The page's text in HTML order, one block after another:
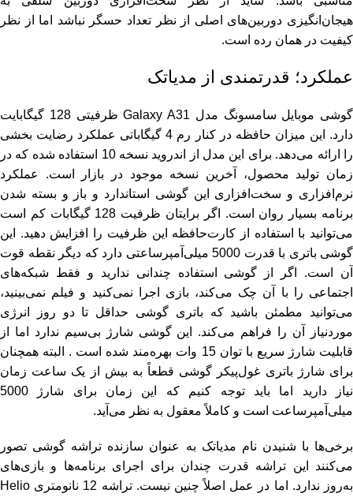
هیجان‌انگیزی دوربین‌های اصلی از نظر تعداد حسگر نباشد اما از نظر
کیفیت در همان رده است.
عملکرد؛ قدرتمندی از مدیاتک
گوشی موبایل سامسونگ مدل Galaxy A31 ظرفیتی 128 گیگابایت
دارد. این میزان حافظه در کنار رم 4 گیگاباتی عملکرد رضایت بخشی
را ارائه می‌دهد. برای این مدل از اندروید نسخه 10 استفاده شده که در
زمان تولید محصول، آخرین نسخه موجود در بازار است. عملکرد
نرم‌افزاری و سخت‌افزاری این گوشی استاندارد و باز و بسته شدن
برنامه بسیار روان است. اگر برایتان ظرفیت 128 گیگابات کم است
می‌توانید با استفاده از کارت‌حافظه این ظرفیت را افزایش دهید. این
گوشی باتری با قدرت 5000 میلی‌آمپرساعتی دارد که دیگر نقطه قوت
آن است. اگر از گوشی استفاده چندانی ندارید و فقط شبکه‌های
اجتماعی را با آن چک می‌کند، بازی اجرا نمی‌کنید و فیلم نمی‌بینید،
می‌توانید مطمئن باشید که باتری گوشی حداقل تا دو روز انرژی
موردنیاز آن را فراهم می‌کند. این گوشی شارژ بی‌سیم ندارد اما از
قابلیت شارژ سریع با توان 15 وات بهره‌مند شده است . البته همچنان
برای شارژ باتری غول‌پیکر گوشی قطعاً به بیش از یک ساعت زمان
نیاز دارید اما باید توجه کنیم که این زمان برای شارژ 5000
میلی‌آمپرساعت است و کاملاً معقول به نظر می‌آید.
برخی‌ها با شنیدن نام مدیاتک به عنوان سازنده تراشه گوشی تصور
می‌کنند این تراشه قدرت چندان برای اجرای برنامه‌ها و بازی‌های
به‌روز ندارد. اما در عمل اصلاً چنین نیست. تراشه 12 نانومتری Helio